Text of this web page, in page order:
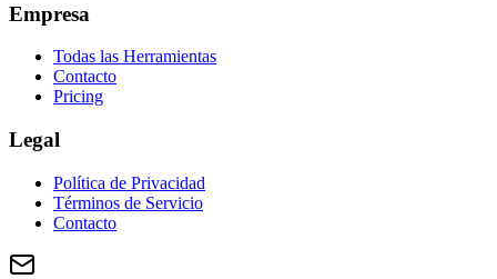
Empresa
Todas las Herramientas
Contacto
Pricing
Legal
Política de Privacidad
Términos de Servicio
Contacto